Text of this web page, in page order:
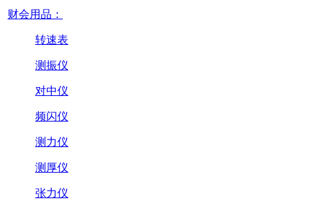
财会用品：
转速表
测振仪
对中仪
频闪仪
测力仪
测厚仪
张力仪